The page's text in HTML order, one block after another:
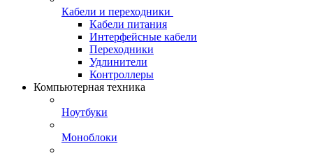
Кабели и переходники
Кабели питания
Интерфейсные кабели
Переходники
Удлинители
Контроллеры
Компьютерная техника
Ноутбуки
Моноблоки